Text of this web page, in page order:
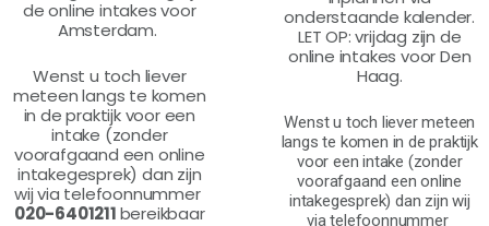
de online intakes voor
Amsterdam.
Wenst u toch liever
meteen langs te komen
in de praktijk voor een
intake (zonder
voorafgaand een online
intakegesprek) dan zijn
wij via telefoonnummer
020-6401211bereikbaar
onderstaande kalender.
LET OP: vrijdag zijn de
online intakes voor Den
Haag.
Wenst u toch liever meteen
langs te komen in de praktijk
voor een intake (zonder
voorafgaand een online
intakegesprek) dan zijn wij
via telefoonnummer